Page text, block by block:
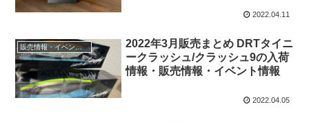
2022.04.11
販売情報・イベント情報
2022年3月販売まとめ DRTタイニ
ークラッシュ/クラッシュ9の入荷
情報・販売情報・イベント情報
2022.04.05